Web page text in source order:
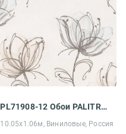
PL71908-12 Обои PALITRA LIFE (Palitra) Holland
10.05х1.06м, Виниловые, Россия